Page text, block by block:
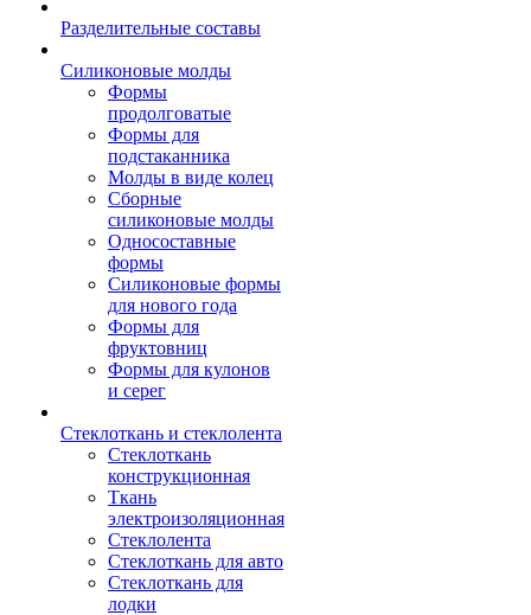
Разделительные составы
Силиконовые молды
Формы
продолговатые
Формы для
подстаканника
Молды в виде колец
Сборные
силиконовые молды
Односоставные
формы
Силиконовые формы
для нового года
Формы для
фруктовниц
Формы для кулонов
и серег
Стеклоткань и стеклолента
Стеклоткань
конструкционная
Ткань
электроизоляционная
Стеклолента
Стеклоткань для авто
Стеклоткань для
лодки